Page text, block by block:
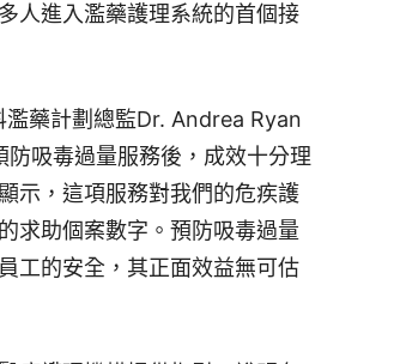
人進入濫藥護理系統的首個接
藥計劃總監Dr. Andrea Ryan
吸毒過量服務後，成效十分理
示，這項服務對我們的危疾護
求助個案數字。預防吸毒過量
工的安全，其正面效益無可估